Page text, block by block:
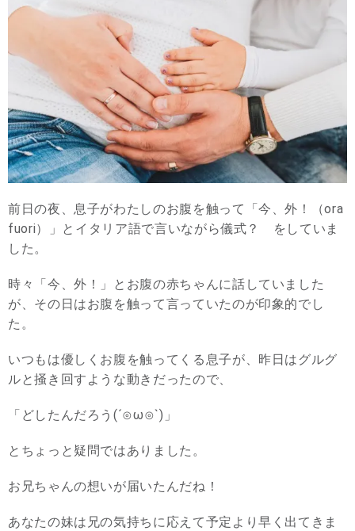
前日の夜、息子がわたしのお腹を触って「今、外！（ora
fuori）」とイタリア語で言いながら儀式？ をしていま
した。
時々「今、外！」とお腹の赤ちゃんに話していました
が、その日はお腹を触って言っていたのが印象的でし
た。
いつもは優しくお腹を触ってくる息子が、昨日はグルグ
ルと掻き回すような動きだったので、
「どしたんだろう(´⊙ω⊙`)」
とちょっと疑問ではありました。
お兄ちゃんの想いが届いたんだね！
あなたの妹は兄の気持ちに応えて予定より早く出てきま